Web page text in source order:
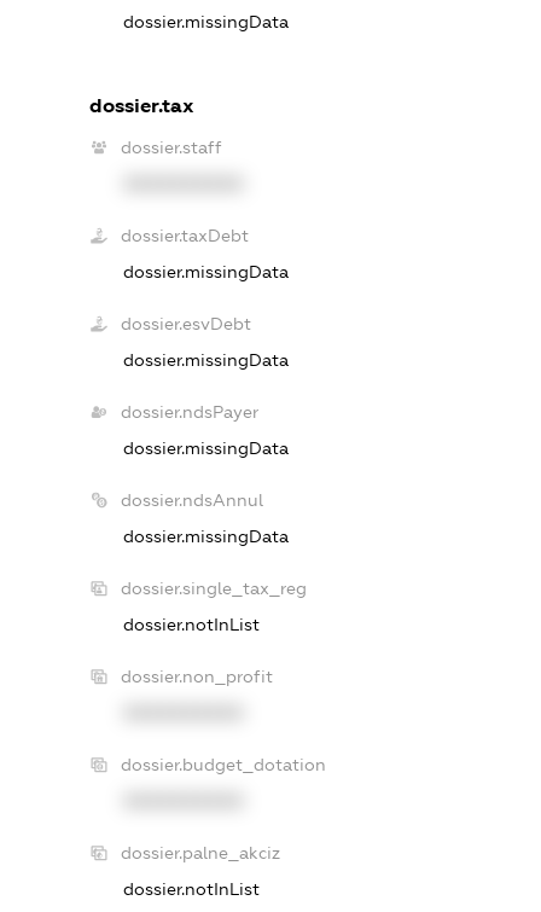
dossier.missingData
dossier.tax
dossier.staff
dossier.taxDebt
dossier.missingData
dossier.esvDebt
dossier.missingData
dossier.ndsPayer
dossier.missingData
dossier.ndsAnnul
dossier.missingData
dossier.single_tax_reg
dossier.notInList
dossier.non_profit
dossier.budget_dotation
dossier.palne_akciz
dossier.notInList